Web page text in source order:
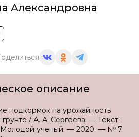
Александровна
описание
подкормок на урожайность
/ А. А. Сергеева. — Текст :
Молодой ученый. — 2020. — № 7